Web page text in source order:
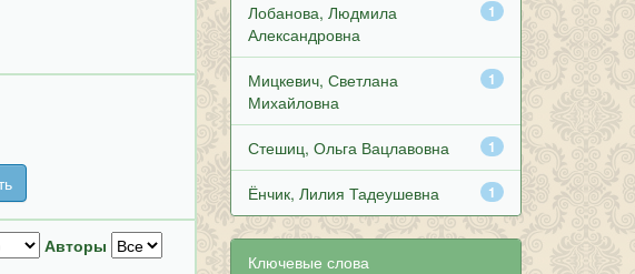
Авторы
1
Лобанова, Людмила
Александровна
1
Мицкевич, Светлана
Михайловна
1
Стешиц, Ольга Вацлавовна
1
Ёнчик, Лилия Тадеушевна
Ключевые слова